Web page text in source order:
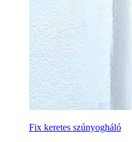
Fix keretes szúnyogháló